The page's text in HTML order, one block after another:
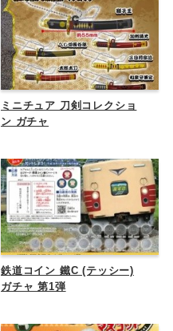
ミニチュア 刀剣コレクショ
ン ガチャ
鉄道コイン 鐵C (テッシー)
ガチャ 第1弾